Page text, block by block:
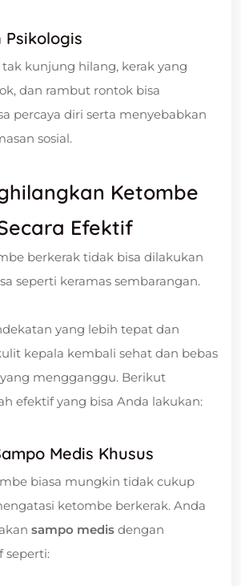
Psikologis
tak kunjung hilang, kerak yang
dan rambut rontok bisa
percaya diri serta menyebabkan
sosial.
Ketombe
Efektif
berkerak tidak bisa dilakukan
seperti keramas sembarangan.
yang lebih tepat dan
kepala kembali sehat dan bebas
mengganggu. Berikut
efektif yang bisa Anda lakukan:
Medis Khusus
biasa mungkin tidak cukup
ketombe berkerak. Anda
sampo medis dengan
seperti: